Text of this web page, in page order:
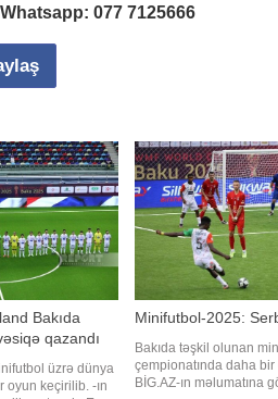
077 7125666
Bakıda
qazandı
üzrə dünya
oyun keçirilib. -ın
Minifutbol-2025:
Bakıda təşkil olunan
çempionatında daha bir
BİG.AZ-ın məlumatına